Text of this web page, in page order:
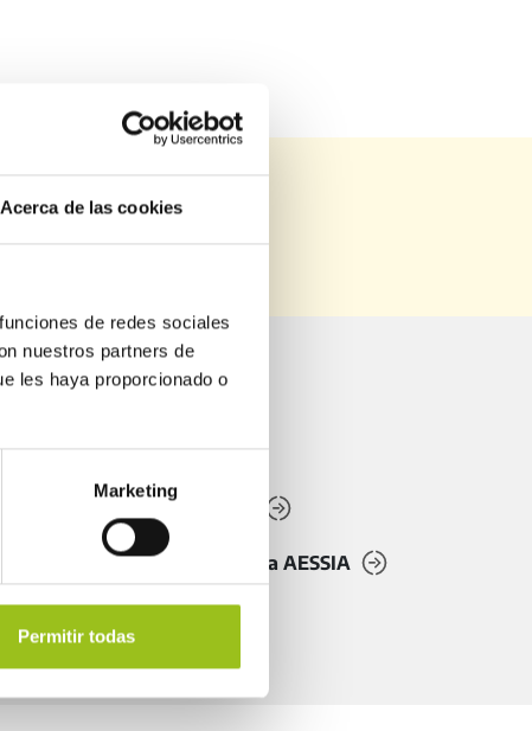
Acerca de las cookies
de redes sociales
nuestros partners de
les haya proporcionado o
Marketing
Permitir todas
Tutoriales
Acceso a Pegasso
Acceso a Plataforma AESSIA